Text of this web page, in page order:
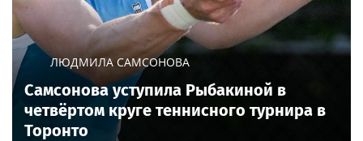
ЛЮДМИЛА САМСОНОВА
Самсонова уступила Рыбакиной в
четвёртом круге теннисного турнира в
Торонто